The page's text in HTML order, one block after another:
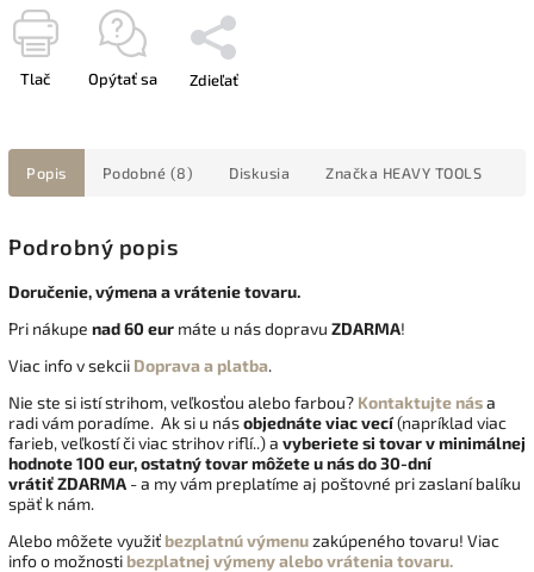
Tlač Opýtať sa Zdieľať
Popis Podobné (8) Diskusia Značka HEAVY TOOLS
Podrobný popis
Doručenie, výmena a vrátenie tovaru.
Pri nákupe nad 60 eur máte u nás dopravu ZDARMA!
Viac info v sekcii Doprava a platba.
Nie ste si istí strihom, veľkosťou alebo farbou? Kontaktujte nása
radi vám poradíme. Ak si u násobjednáte viac vecí(napríklad viac
farieb, veľkostí či viac strihov riflí..) a vyberiete si tovar v minimálnej
hodnote 100 eur, ostatný tovar môžete u nás do 30-dní
vrátiťZDARMA - a my vám preplatíme aj poštovné pri zaslaní balíku
späť k nám.
Alebo môžete využiť bezplatnú výmenuzakúpeného tovaru! Viac
info o možnosti bezplatnej výmeny alebo vrátenia tovaru.